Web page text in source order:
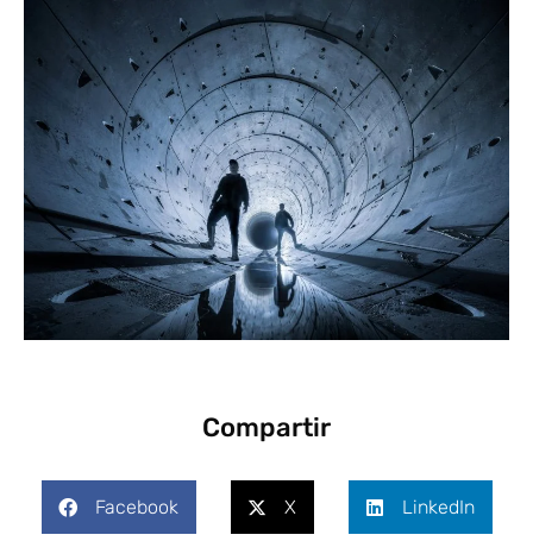
Compartir
Facebook X LinkedIn